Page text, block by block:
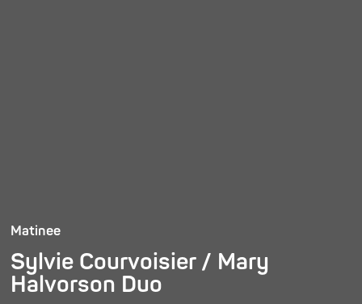
Matinee
Sylvie Courvoisier / Mary
Halvorson Duo